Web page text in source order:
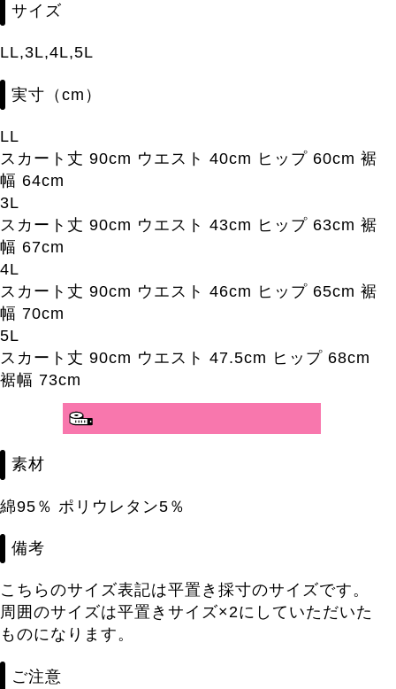
サイズ
LL,3L,4L,5L
実寸（cm）
LL
スカート丈 90cm ウエスト 40cm ヒップ 60cm 裾
幅 64cm
3L
スカート丈 90cm ウエスト 43cm ヒップ 63cm 裾
幅 67cm
4L
スカート丈 90cm ウエスト 46cm ヒップ 65cm 裾
幅 70cm
5L
スカート丈 90cm ウエスト 47.5cm ヒップ 68cm
裾幅 73cm
素材
綿95％ ポリウレタン5％
備考
こちらのサイズ表記は平置き採寸のサイズです。
周囲のサイズは平置きサイズ×2にしていただいた
ものになります。
ご注意